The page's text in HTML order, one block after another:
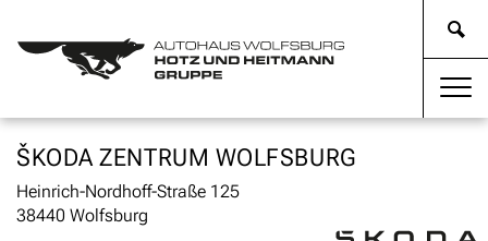
ŠKODA ZENTRUM WOLFSBURG
Heinrich-Nordhoff-Straße 125
38440 Wolfsburg